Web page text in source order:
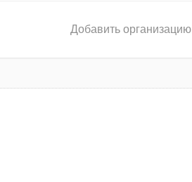
Добавить организацию